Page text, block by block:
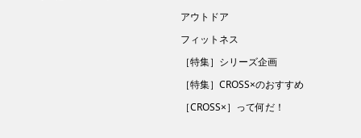
アウトドア
フィットネス
［特集］シリーズ企画
［特集］CROSS×のおすすめ
［CROSS×］って何だ！